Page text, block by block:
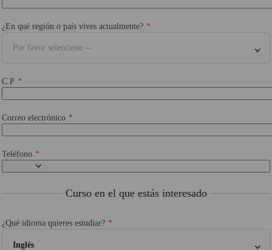
¿En qué región o país vives actualmente?
Por favor seleccione --
C.P
Correo electrónico
Teléfono
Curso en el que estás interesado
¿Qué idioma quieres estudiar?
Inglés